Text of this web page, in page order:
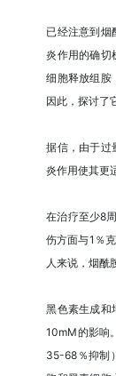
已经注意到烟
炎作用的确切
细胞释放组胺
因此，探讨了
据信，由于过
炎作用使其更
在治疗至少8
伤方面与1％
人来说，烟酰
黑色素生成和
10mM的影响
35-68％抑制